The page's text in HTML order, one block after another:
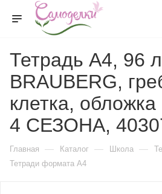
Тетрадь А4, 96
BRAUBERG,
клетка, обложка
4 СЕЗОНА,
Главная — Каталог — Школа —
Тетради формата А4